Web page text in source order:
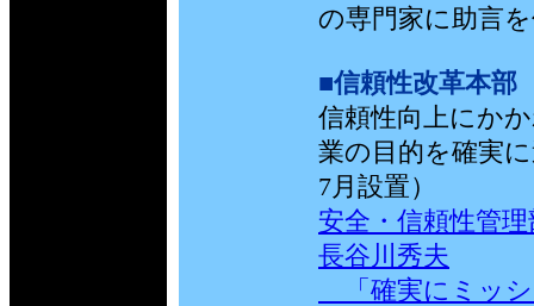
の専門家に助言
■信頼性改革本部
信頼性向上にか
業の目的を確実
7月設置）
安全・信頼性管
長谷川秀夫
「確実にミッシ